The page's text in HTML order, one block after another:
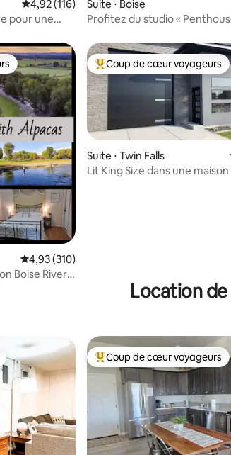
Évaluation moyenne sur la base de 116
4,92 (116)
pour une
Suite ⋅ Boise
Profitez du studio «
les plus appréciés
Évaluation moyenne sur la base de 310
4,93 (310)
Boise River!
Coups de cœur voyageurs
Coup de cœur voyageurs
Suite ⋅ Twin Falls
Lit King Size dans une
Location
Coups de cœur voyageurs
Coup de cœur voyageurs